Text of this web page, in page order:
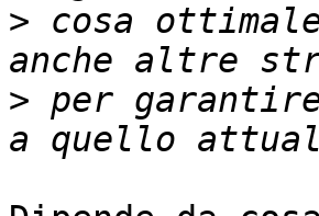
> cosa
> per